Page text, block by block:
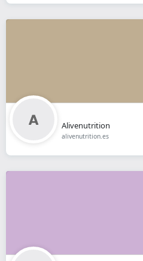
Alivenutrition
alivenutrition.es